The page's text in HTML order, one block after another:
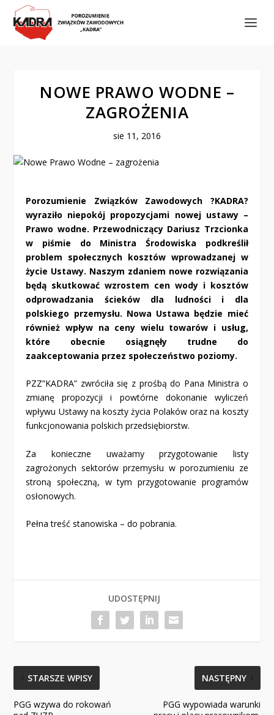
NOWE PRAWO WODNE –
ZAGROŻENIA
sie 11, 2016
Porozumienie Związków Zawodowych ?KADRA?
wyraziło niepokój propozycjami nowej ustawy –
Prawo wodne. Przewodniczący Dariusz Trzcionka
w piśmie do Ministra Środowiska podkreślił
problem społecznych kosztów wprowadzanej w
życie Ustawy. Naszym zdaniem nowe rozwiązania
będą skutkować wzrostem cen wody i kosztów
odprowadzania ścieków dla ludności i dla
polskiego przemysłu. Nowa Ustawa będzie mieć
również wpływ na ceny wielu towarów i usług,
które obecnie osiągnęły trudne do
zaakceptowania przez społeczeństwo poziomy.
PZZ”KADRA” zwróciła się z prośbą do Pana Ministra o
zmianę propozycji i powtórne dokonanie wyliczeń
wpływu Ustawy na koszty życia Polaków oraz na koszty
funkcjonowania polskich przedsiębiorstw.
Za konieczne uważamy przygotowanie listy
zagrożonych sektorów przemysłu w porozumieniu ze
stroną społeczną, w tym przygotowanie programów
osłonowych.
Pełna treść stanowiska –do pobrania.
UDOSTĘPNIJ
STARSZE WPISY
PGG wzywa do rokowań
NASTĘPNY
PGG wypowiada warunki